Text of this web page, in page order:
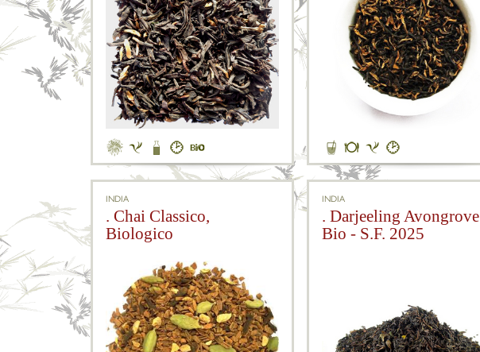
INDIA
. Chai Classico,
Biologico
INDIA
. Darjeeling Avongrove
Bio - S.F. 2025